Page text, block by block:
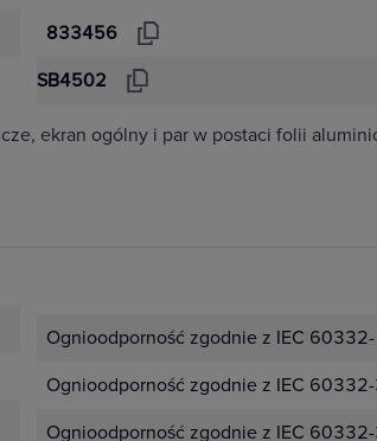
833456
SB4502
ekran ogólny i par w postaci folii
Ognioodporność zgodnie z IEC
Ognioodporność zgodnie z IEC
Ognioodporność zgodnie z IEC